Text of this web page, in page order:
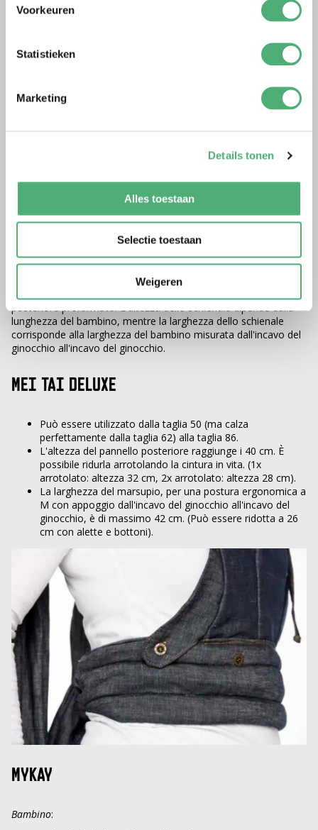
Voorkeuren
Statistieken
Marketing
Details tonen
Alles toestaan
Selectie toestaan
Weigeren
MEI TAI
Il Mei Tai (o Meh Dai) è una combinazione di fascia e marsupio.
La praticità di un marsupio combinata con il comfort di
un'imbragatura. Come i marsupi, i Mei Tai hanno un pannello
posteriore preformato. L'altezza dello schienale dipende dalla
lunghezza del bambino, mentre la larghezza dello schienale
corrisponde alla larghezza del bambino misurata dall'incavo del
ginocchio all'incavo del ginocchio.
MEI TAI DELUXE
Può essere utilizzato dalla taglia 50 (ma calza
perfettamente dalla taglia 62) alla taglia 86.
L'altezza del pannello posteriore raggiunge i 40 cm. È
possibile ridurla arrotolando la cintura in vita. (1x
arrotolato: altezza 32 cm, 2x arrotolato: altezza 28 cm).
La larghezza del marsupio, per una postura ergonomica a
M con appoggio dall'incavo del ginocchio all'incavo del
ginocchio, è di massimo 42 cm. (Può essere ridotta a 26
cm con alette e bottoni).
MYKAY
Bambino: